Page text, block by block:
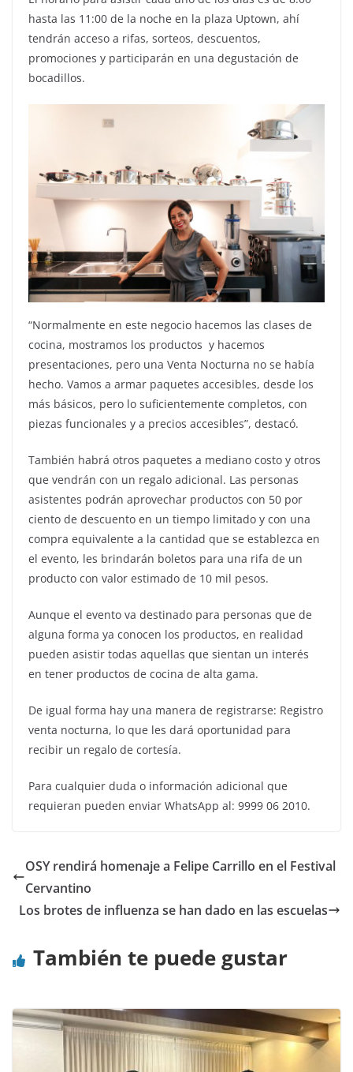
hasta las 11:00 de la noche en la plaza Uptown, ahí
tendrán acceso a rifas, sorteos, descuentos,
promociones y participarán en una degustación de
bocadillos.
“Normalmente en este negocio hacemos las clases de
cocina, mostramos los productos y hacemos
presentaciones, pero una Venta Nocturna no se había
hecho. Vamos a armar paquetes accesibles, desde los
más básicos, pero lo suficientemente completos, con
piezas funcionales y a precios accesibles”, destacó.
También habrá otros paquetes a mediano costo y otros
que vendrán con un regalo adicional. Las personas
asistentes podrán aprovechar productos con 50 por
ciento de descuento en un tiempo limitado y con una
compra equivalente a la cantidad que se establezca en
el evento, les brindarán boletos para una rifa de un
producto con valor estimado de 10 mil pesos.
Aunque el evento va destinado para personas que de
alguna forma ya conocen los productos, en realidad
pueden asistir todas aquellas que sientan un interés
en tener productos de cocina de alta gama.
De igual forma hay una manera de registrarse: Registro
venta nocturna, lo que les dará oportunidad para
recibir un regalo de cortesía.
Para cualquier duda o información adicional que
requieran pueden enviar WhatsApp al: 9999 06 2010.
OSY rendirá homenaje a Felipe Carrillo en el Festival
Cervantino
Los brotes de influenza se han dado en las escuelas
También te puede gustar